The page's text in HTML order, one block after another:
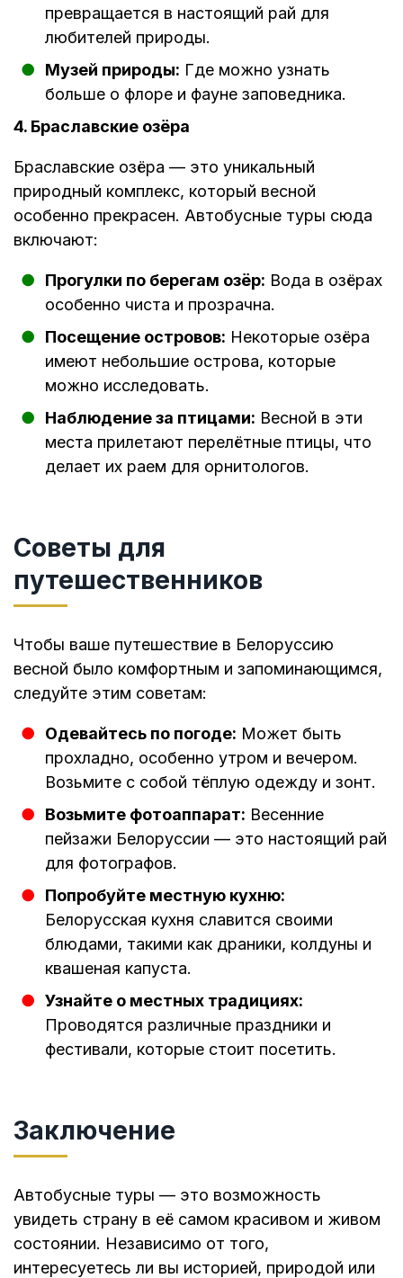
превращается в настоящий рай для
любителей природы.
Музей природы: Где можно узнать
больше о флоре и фауне заповедника.
4. Браславские озёра
Браславские озёра — это уникальный
природный комплекс, который весной
особенно прекрасен. Автобусные туры сюда
включают:
Прогулки по берегам озёр: Вода в озёрах
особенно чиста и прозрачна.
Посещение островов: Некоторые озёра
имеют небольшие острова, которые
можно исследовать.
Наблюдение за птицами: Весной в эти
места прилетают перелётные птицы, что
делает их раем для орнитологов.
Советы для
путешественников
Чтобы ваше путешествие в Белоруссию
весной было комфортным и запоминающимся,
следуйте этим советам:
Одевайтесь по погоде: Может быть
прохладно, особенно утром и вечером.
Возьмите с собой тёплую одежду и зонт.
Возьмите фотоаппарат: Весенние
пейзажи Белоруссии — это настоящий рай
для фотографов.
Попробуйте местную кухню:
Белорусская кухня славится своими
блюдами, такими как драники, колдуны и
квашеная капуста.
Узнайте о местных традициях:
Проводятся различные праздники и
фестивали, которые стоит посетить.
Заключение
Автобусные туры — это возможность
увидеть страну в её самом красивом и живом
состоянии. Независимо от того,
интересуетесь ли вы историей, природой или